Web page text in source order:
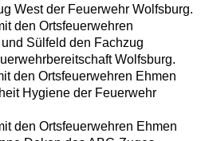
West der Feuerwehr Wolfsburg.
den Ortsfeuerwehren
Sülfeld den Fachzug
Wolfsburg.
den Ortsfeuerwehren Ehmen
Hygiene der Feuerwehr
den Ortsfeuerwehren Ehmen